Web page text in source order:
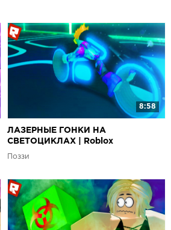
8:58
ЛАЗЕРНЫЕ ГОНКИ НА
СВЕТОЦИКЛАХ | Roblox
Поззи